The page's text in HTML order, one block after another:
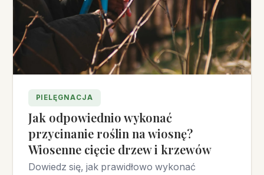
PIELĘGNACJA
Jak odpowiednio wykonać
przycinanie roślin na wiosnę?
Wiosenne cięcie drzew i krzewów
Dowiedz się, jak prawidłowo wykonać